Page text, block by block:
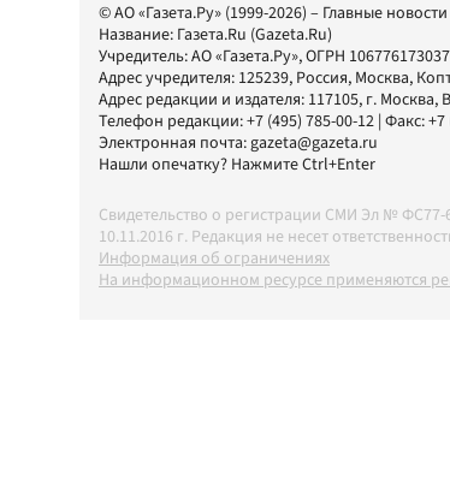
© АО «Газета.Ру» (1999-2026) – Главные
Название: Газета.Ru (Gazeta.Ru)
Учредитель:АО «Газета.Ру», ОГРН
Адрес учредителя: 125239, Россия, Москва,
Адрес редакции и издателя: 117105, г. Москва,
Телефон редакции:+7 (495) 785-00-12 | Факс:+7
Электронная почта:gazeta@gazeta.ru
Нашли опечатку? Нажмите Ctrl+Enter
Свидетельство о регистрации СМИ Эл №
10.11.2016 г. Редакция не несет
Информация об ограничениях
На информационном ресурсе применяются